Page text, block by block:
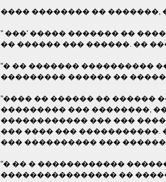
���� �������� �� �������,
" ���' ����� ������� ��
�� ������ ��� ������. ��
"� �� ������� ����������
��������� ������ ��
"���� �� ������ �� ������
��������� ��� ��������,
������������ ��� ���
��� ���� ��� �����������.
��� ���������� ���
"� �� � ������������
���������������� ��